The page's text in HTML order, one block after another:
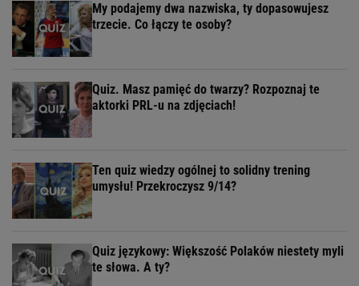
My podajemy dwa nazwiska, ty dopasowujesz
trzecie. Co łączy te osoby?
Quiz. Masz pamięć do twarzy? Rozpoznaj te
aktorki PRL-u na zdjęciach!
Ten quiz wiedzy ogólnej to solidny trening
umysłu! Przekroczysz 9/14?
Quiz językowy: Większość Polaków niestety myli
te słowa. A ty?